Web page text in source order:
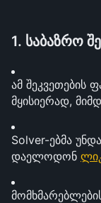
1. საბაზრო
ამ შეკვეთების
მყისიერად,
Solver-ებმა
დაელოდონ